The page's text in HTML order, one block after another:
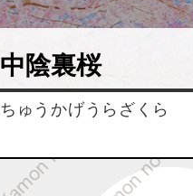
中陰裏桜
ちゅうかげうらざくら